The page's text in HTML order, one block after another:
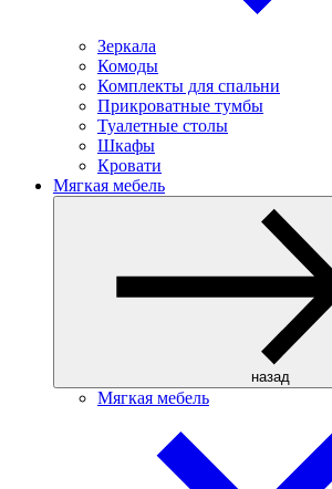
Зеркала
Комоды
Комплекты для спальни
Прикроватные тумбы
Туалетные столы
Шкафы
Кровати
Мягкая мебель
назад
Мягкая мебель